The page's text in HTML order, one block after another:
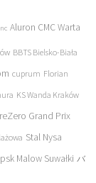
Aluron CMC Warta
BBTS Bielsko-Biała
cuprum Florian
KS Wanda Kraków
Grand Prix
Stal Nysa
Malow Suwałki バ